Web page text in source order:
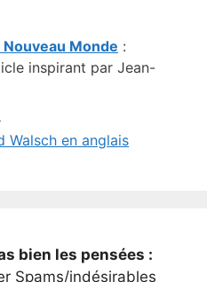
Monde :
inspirant par Jean-
Walsch en anglais
bien les pensées :
Spams/indésirables